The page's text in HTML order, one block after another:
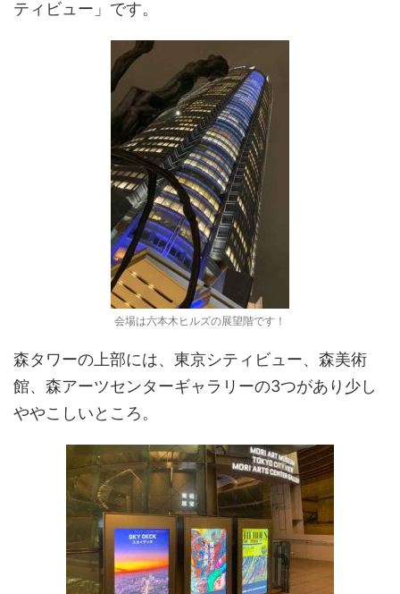
ティビュー」です。
会場は六本木ヒルズの展望階です！
森タワーの上部には、東京シティビュー、森美術
館、森アーツセンターギャラリーの3つがあり少し
ややこしいところ。